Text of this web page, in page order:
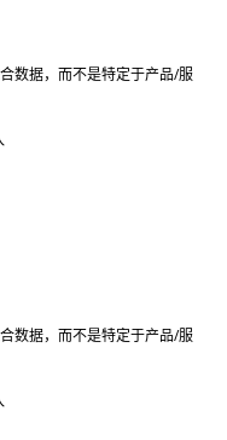
数据，而不是特定于产品/服
数据，而不是特定于产品/服